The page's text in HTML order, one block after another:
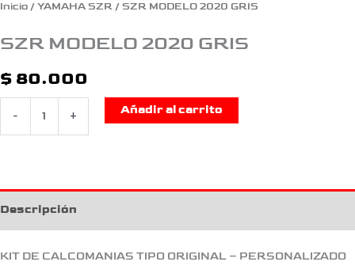
Inicio / YAMAHA SZR / SZR MODELO 2020 GRIS
SZR MODELO 2020 GRIS
$ 80.000
- +
Añadir al carrito
Descripción
KIT DE CALCOMANIAS TIPO ORIGINAL – PERSONALIZADO